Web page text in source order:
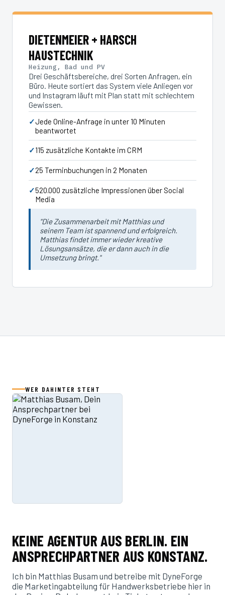
DIETENMEIER + HARSCH
HAUSTECHNIK
Heizung, Bad und PV
Drei Geschäftsbereiche, drei Sorten Anfragen, ein
Büro. Heute sortiert das System viele Anliegen vor
und Instagram läuft mit Plan statt mit schlechtem
Gewissen.
Jede Online-Anfrage in unter 10 Minuten
beantwortet
115 zusätzliche Kontakte im CRM
25 Terminbuchungen in 2 Monaten
520.000 zusätzliche Impressionen über Social
Media
"Die Zusammenarbeit mit Matthias und
seinem Team ist spannend und erfolgreich.
Matthias findet immer wieder kreative
Lösungsansätze, die er dann auch in die
Umsetzung bringt."
WER DAHINTER STEHT
KEINE AGENTUR AUS BERLIN. EIN
ANSPRECHPARTNER AUS KONSTANZ.
Ich bin Matthias Busam und betreibe mit DyneForge
die Marketingabteilung für Handwerksbetriebe hier in